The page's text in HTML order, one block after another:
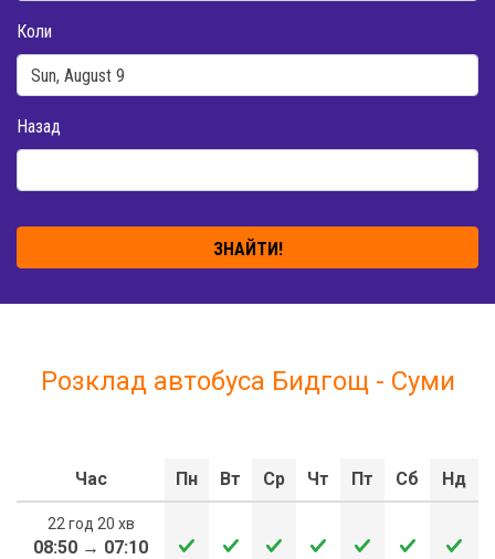
Коли
Назад
ЗНАЙТИ!
Розклад автобуса Бидгощ - Суми
Час Пн Вт Ср Чт Пт Сб Нд
22 год 20 хв
08:50 → 07:10